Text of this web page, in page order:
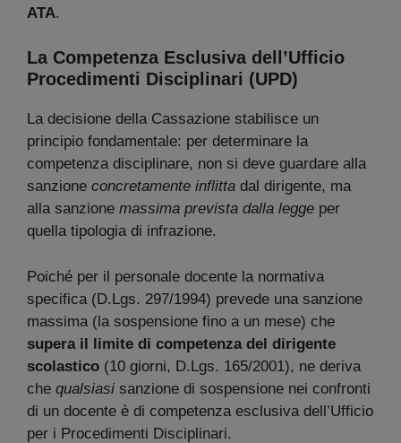
ATA.
La Competenza Esclusiva dell’Ufficio
Procedimenti Disciplinari (UPD)
La decisione della Cassazione stabilisce un
principio fondamentale: per determinare la
competenza disciplinare, non si deve guardare alla
sanzione concretamente inflitta dal dirigente, ma
alla sanzione massima prevista dalla legge per
quella tipologia di infrazione.
Poiché per il personale docente la normativa
specifica (D.Lgs. 297/1994) prevede una sanzione
massima (la sospensione fino a un mese) che
supera il limite di competenza del dirigente
scolastico (10 giorni, D.Lgs. 165/2001), ne deriva
che qualsiasi sanzione di sospensione nei confronti
di un docente è di competenza esclusiva dell’Ufficio
per i Procedimenti Disciplinari.